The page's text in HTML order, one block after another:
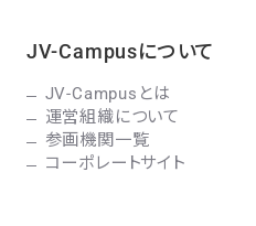
JV-Campusについて
JV-Campusとは
運営組織について
参画機関一覧
コーポレートサイト